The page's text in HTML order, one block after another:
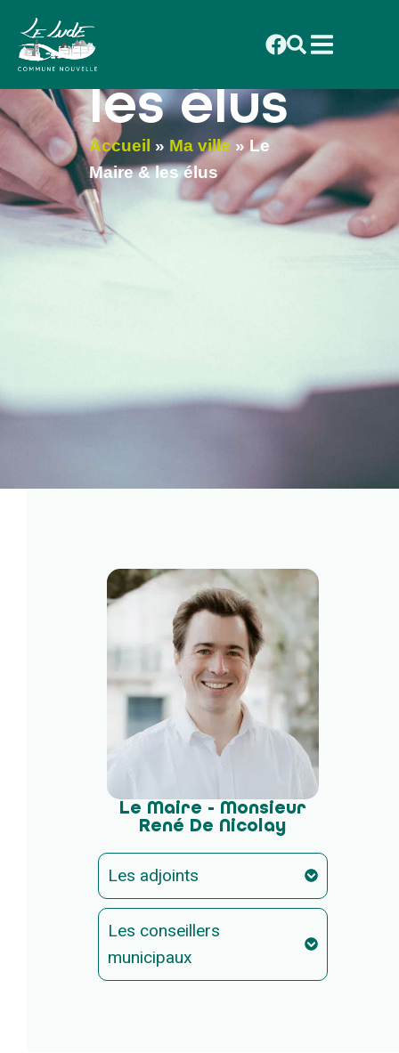
principal
Maire &
les élus
Accueil » Ma ville » Le
Maire & les élus
Le Maire - Monsieur
René De Nicolay
Les adjoints
Les conseillers
municipaux